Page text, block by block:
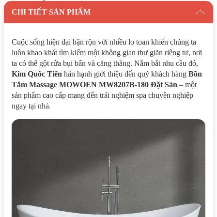
CHI TIẾT SẢN PHẨM
Cuộc sống hiện đại bận rộn với nhiều lo toan khiến chúng ta
luôn khao khát tìm kiếm một không gian thư giãn riêng tư, nơi
ta có thể gột rửa bụi bẩn và căng thẳng. Nắm bắt nhu cầu đó,
Kim Quốc Tiến hân hạnh giới thiệu đến quý khách hàng Bồn
Tắm Massage MOWOEN MW8207B-180 Đặt Sàn – một
sản phẩm cao cấp mang đến trải nghiệm spa chuyên nghiệp
ngay tại nhà.